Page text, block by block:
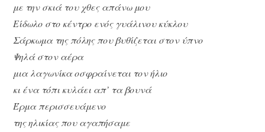
με την σκιά του χθες απάνω μου
Είδωλο στο κέντρο ενός γυάλινου κύκλου
Σάρκωμα της πόλης που βυθίζεται στον ύπνο
Ψηλά στον αέρα
μια λαγωνίκα οσφραίνεται τον ήλιο
κι ένα τόπι κυλάει απ’ τα βουνά
Έρμα περισσευάμενο
της ηλικίας που αγαπήσαμε